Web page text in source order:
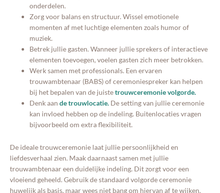
onderdelen.
Zorg voor balans en structuur. Wissel emotionele
momenten af met luchtige elementen zoals humor of
muziek.
Betrek jullie gasten. Wanneer jullie sprekers of interactieve
elementen toevoegen, voelen gasten zich meer betrokken.
Werk samen met professionals. Een ervaren
trouwambtenaar (BABS) of ceremoniespreker kan helpen
bij het bepalen van de juistetrouwceremonie volgorde.
Denk aan de trouwlocatie. De setting van jullie ceremonie
kan invloed hebben op de indeling. Buitenlocaties vragen
bijvoorbeeld om extra flexibiliteit.
De ideale trouwceremonie laat jullie persoonlijkheid en
liefdesverhaal zien. Maak daarnaast samen met jullie
trouwambtenaar een duidelijke indeling. Dit zorgt voor een
vloeiend geheeld. Gebruik de standaard volgorde ceremonie
huwelijk als basis, maar wees niet bang om hiervan af te wijken.